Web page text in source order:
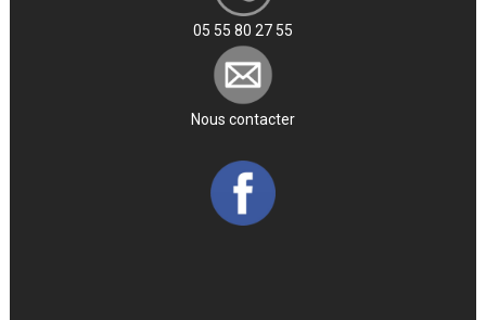
05 55 80 27 55
Nous contacter